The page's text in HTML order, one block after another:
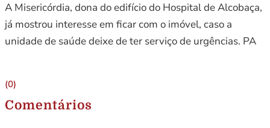
A Misericórdia, dona do edifício do Hospital de Alcobaça,
já mostrou interesse em ficar com o imóvel, caso a
unidade de saúde deixe de ter serviço de urgências. PA
(0)
Comentários